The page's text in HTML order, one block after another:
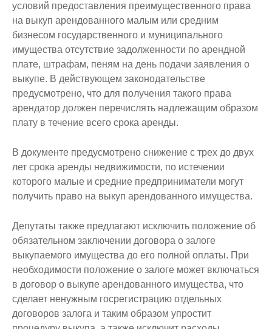
условий предоставления преимущественного права
на выкуп арендованного малым или средним
бизнесом государственного и муниципального
имущества отсутствие задолженности по арендной
плате, штрафам, пеням на день подачи заявления о
выкупе. В действующем законодательстве
предусмотрено, что для получения такого права
арендатор должен перечислять надлежащим образом
плату в течение всего срока аренды.
В документе предусмотрено снижение с трех до двух
лет срока аренды недвижимости, по истечении
которого малые и средние предприниматели могут
получить право на выкуп арендованного имущества.
Депутаты также предлагают исключить положение об
обязательном заключении договора о залоге
выкупаемого имущества до его полной оплаты. При
необходимости положение о залоге может включаться
в договор о выкупе арендованного имущества, что
сделает ненужным госрегистрацию отдельных
договоров залога и таким образом упростит